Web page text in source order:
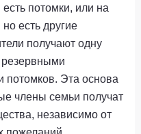
потомки, или на
есть другие
получают одну
резервными
потомков. Эта основа
члены семьи получат
независимо от